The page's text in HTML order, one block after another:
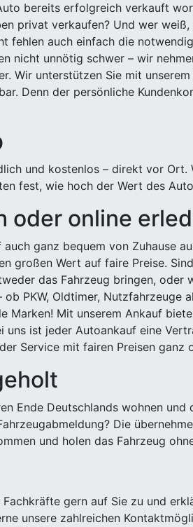
bereits erfolgreich verkauft
privat verkaufen? Und wer
fehlen auch einfach die
nicht unnötig schwer – wir
Wir unterstützen Sie mit
Denn der persönliche
und kostenlos – direkt vor Ort.
fest, wie hoch der Wert des
oder online
ganz bequem von Zuhause
großen Wert auf faire Preise.
das Fahrzeug bringen, oder
PKW, Oldtimer, Nutzfahrzeuge
Marken! Mit unserem Ankauf
uns ist jeder Autoankauf eine
Service mit fairen Preisen ganz
Ende Deutschlands wohnen
Die
und holen das Fahrzeug
Fachkräfte gern auf Sie zu und
unsere zahlreichen